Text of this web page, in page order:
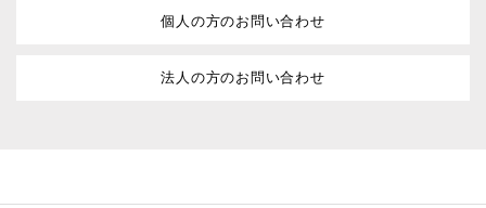
個人の方のお問い合わせ
法人の方のお問い合わせ